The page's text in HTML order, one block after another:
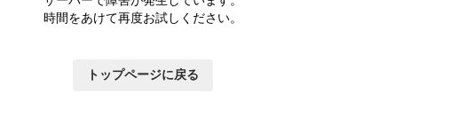
時間をあけて再度お試しください。
トップページに戻る